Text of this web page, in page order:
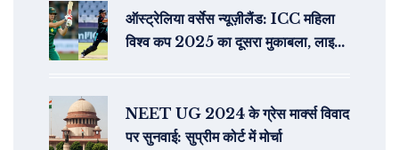
ऑस्ट्रेलिया वर्सेस न्यूज़ीलैंड: ICC महिला
विश्व कप 2025 का दूसरा मुकाबला, लाइव
NEET UG 2024 के ग्रेस मार्क्स विवाद
पर सुनवाई: सुप्रीम कोर्ट में मोर्चा